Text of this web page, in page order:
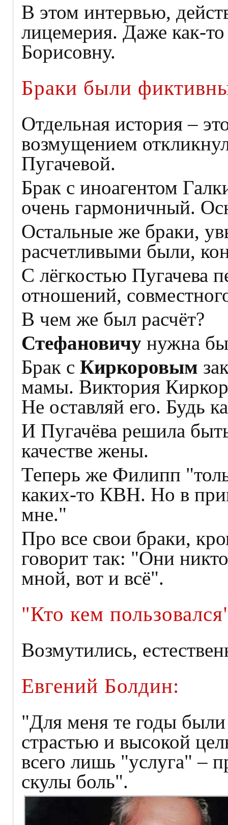
В этом интервью,
лицемерия. Даже как-то
Борисовну.
Браки были
Отдельная история –
возмущением
Пугачевой.
Брак с иноагентом
очень гармоничный.
Остальные же браки,
расчетливыми были,
С лёгкостью Пугачева
отношений,
В чем же был расчёт?
Стефановичу нужна
Брак с Киркоровым
мамы. Виктория
Не оставляй его. Будь
И Пугачёва решила
качестве жены.
Теперь же Филипп
каких-то КВН. Но в
мне."
Про все свои браки,
говорит так: "Они
мной, вот и всё".
"Кто кем
Возмутились,
Евгений Болдин:
"Для меня те годы
страстью и высокой
всего лишь "услуга" –
скулы боль".